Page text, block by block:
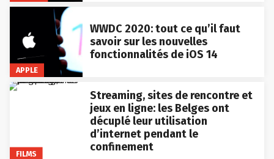
APPLE
WWDC 2020: tout ce qu’il faut
savoir sur les nouvelles
fonctionnalités de iOS 14
FILMS
Streaming, sites de rencontre et
jeux en ligne: les Belges ont
décuplé leur utilisation
d’internet pendant le
confinement